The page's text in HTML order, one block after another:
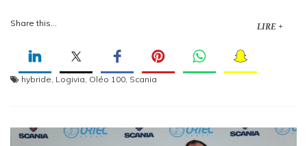
Share this... LIRE +
hybride, Logivia, Oléo 100, Scania